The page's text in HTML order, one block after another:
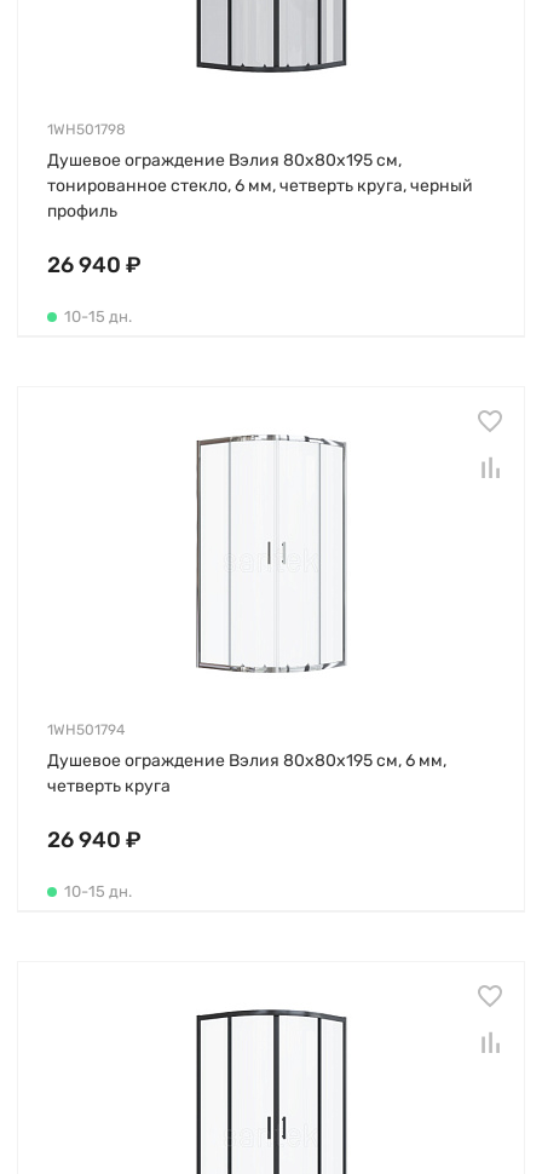
1WH501798
Душевое ограждение Вэлия 80х80х195 см,
тонированное стекло, 6 мм, четверть круга, черный
профиль
26 940 ₽
10-15 дн.
1WH501794
Душевое ограждение Вэлия 80х80х195 см, 6 мм,
четверть круга
26 940 ₽
10-15 дн.